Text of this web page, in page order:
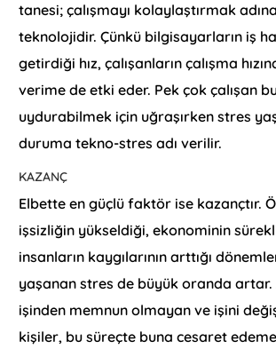
tanesi; çalışmayı kolaylaştırmak
teknolojidir. Çünkü bilgisayarların iş
getirdiği hız, çalışanların çalışma
verime de etki eder. Pek çok çalışan
uydurabilmek için uğraşırken stres
duruma tekno-stres adı verilir.
KAZANÇ
Elbette en güçlü faktör ise kazançtır.
işsizliğin yükseldiği, ekonominin
insanların kaygılarının arttığı
yaşanan stres de büyük oranda artar.
işinden memnun olmayan ve işini
kişiler, bu süreçte buna cesaret